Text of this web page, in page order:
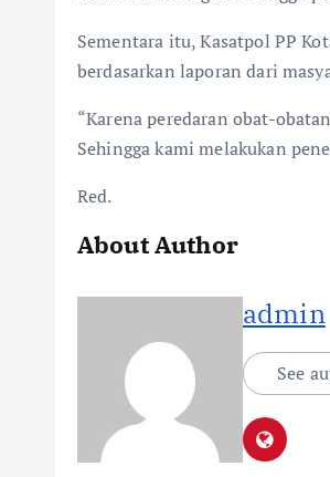
Sementara itu, Kasatpol PP
berdasarkan laporan dari
“Karena peredaran obat-
Sehingga kami melakukan
Red.
About Author
admin
See